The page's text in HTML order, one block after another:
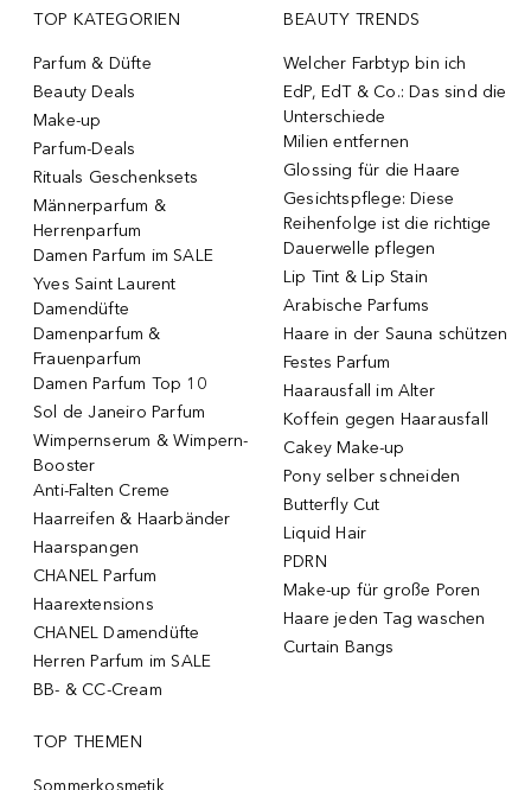
TOP KATEGORIEN
Parfum & Düfte
Beauty Deals
Make-up
Parfum-Deals
Rituals Geschenksets
Männerparfum &
Herrenparfum
Damen Parfum im SALE
Yves Saint Laurent
Damendüfte
Damenparfum &
Frauenparfum
Damen Parfum Top 10
Sol de Janeiro Parfum
Wimpernserum & Wimpern-
Booster
Anti-Falten Creme
Haarreifen & Haarbänder
Haarspangen
CHANEL Parfum
Haarextensions
CHANEL Damendüfte
Herren Parfum im SALE
BB- & CC-Cream
BEAUTY TRENDS
Welcher Farbtyp bin ich
EdP, EdT & Co.: Das sind die
Unterschiede
Milien entfernen
Glossing für die Haare
Gesichtspflege: Diese
Reihenfolge ist die richtige
Dauerwelle pflegen
Lip Tint & Lip Stain
Arabische Parfums
Haare in der Sauna schützen
Festes Parfum
Haarausfall im Alter
Koffein gegen Haarausfall
Cakey Make-up
Pony selber schneiden
Butterfly Cut
Liquid Hair
PDRN
Make-up für große Poren
Haare jeden Tag waschen
Curtain Bangs
TOP THEMEN
Sommerkosmetik